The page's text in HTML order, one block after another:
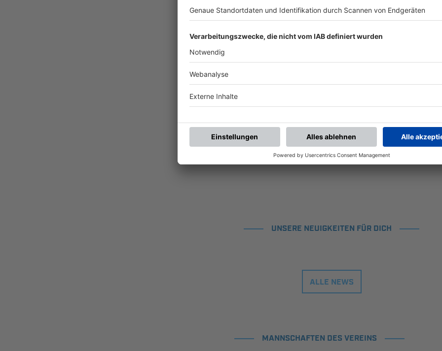
Ganz einfach mit den BFV-
Widgets.
mannschaftsübergreifend
als PDF öffnen.
UNSERE NEUIGKEITEN FÜR DICH
ALLE NEWS
MANNSCHAFTEN DES VEREINS